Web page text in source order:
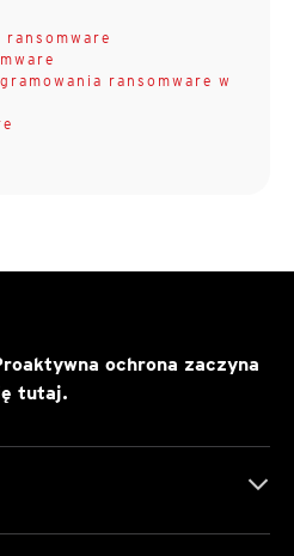
ransomware w
ochrona zaczyna
tutaj.